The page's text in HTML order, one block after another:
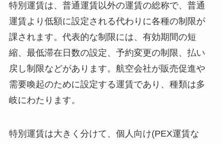
特別運賃は、普通運賃以外の運賃の総称で、普通
運賃より低額に設定される代わりに各種の制限が
課されます。代表的な制限には、有効期間の短
縮、最低滞在日数の設定、予約変更の制限、払い
戻し制限などがあります。航空会社が販売促進や
需要喚起のために設定する運賃であり、種類は多
岐にわたります。
特別運賃は大きく分けて、個人向け(PEX運賃な